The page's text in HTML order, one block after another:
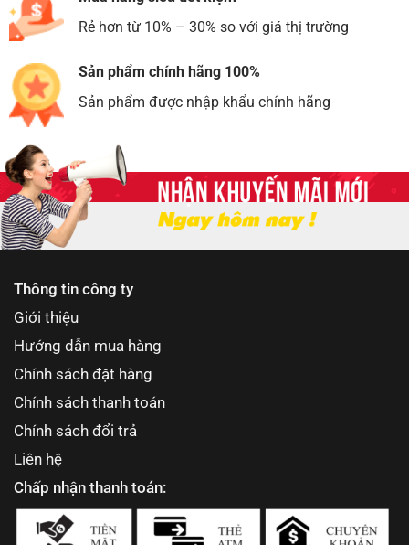
Rẻ hơn từ 10% – 30% so với giá thị trường
Sản phẩm chính hãng 100%
Sản phẩm được nhập khẩu chính hãng
Thông tin công ty
Giới thiệu
Hướng dẫn mua hàng
Chính sách đặt hàng
Chính sách thanh toán
Chính sách đổi trả
Liên hệ
Chấp nhận thanh toán: